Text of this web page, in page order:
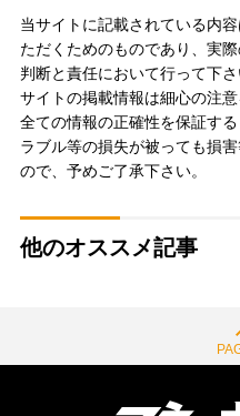
当サイトに記載されている内
ただくためのものであり、実
判断と責任において行って下
サイトの掲載情報は細心の注
全ての情報の正確性を保証す
ラブル等の損失が被っても損
ので、予めご了承下さい。
他のオススメ記事